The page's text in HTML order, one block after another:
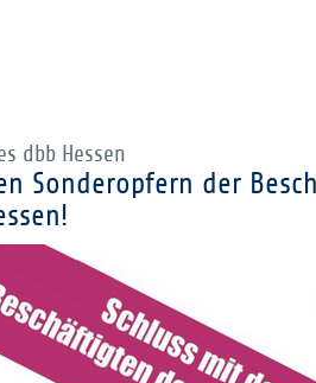
dbb Hessen
Sonderopfern der